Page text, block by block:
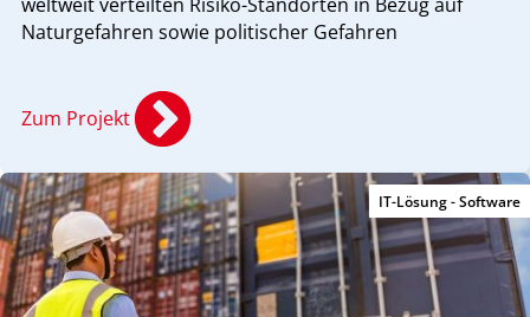
Naturgefahren sowie politischer Gefahren
Zum Projekt
IT-Lösung - Software